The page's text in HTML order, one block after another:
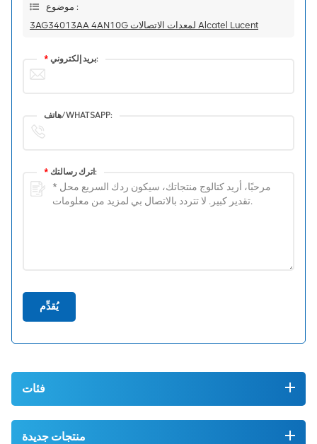
موضوع :
3AG34013AA 4AN10G لمعدات الاتصالات Alcatel Lucent
* بريد إلكتروني:
هاتف/WHATSAPP:
* اترك رسالتك:
يُقدِّم
فئات
منتجات جديدة